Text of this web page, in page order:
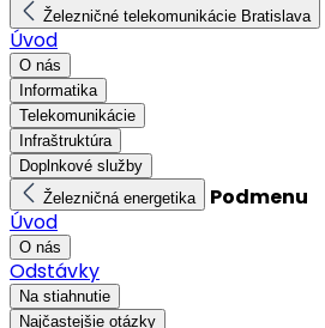
Železničné telekomunikácie Bratislava
Úvod
O nás
Informatika
Telekomunikácie
Infraštruktúra
Doplnkové služby
Železničná energetika
Podmenu
Úvod
O nás
Odstávky
Na stiahnutie
Najčastejšie otázky